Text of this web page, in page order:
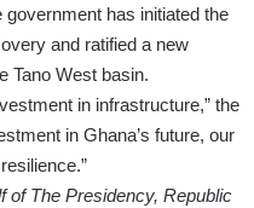
has initiated the
and ratified a new
Tano West basin.
in infrastructure,” the
in Ghana’s future, our
of The Presidency, Republic